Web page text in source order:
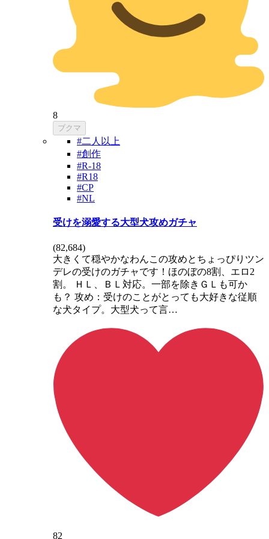
8
ブクマ
#二人以上
#創作
#R-18
#R18
#CP
#NL
受けを溺愛する大型犬攻めガチャ
(82,684)
大きくて穏やかなわんこの攻めとちょっぴりツン
デレの受けのガチャです！ほのぼの8割、エロ2
割。 ＨＬ、ＢＬ対応。一部を除きＧＬも可か
も？ 攻め：受けのことがとっても大好きな従順
な犬タイプ。大型犬って言…
82